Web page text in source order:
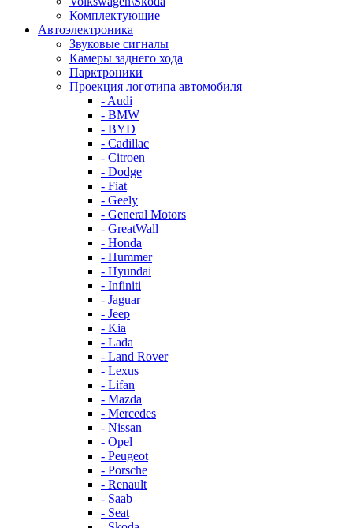
Комплектующие
Автоэлектроника
Звуковые сигналы
Камеры заднего хода
Парктроники
Проекция логотипа автомобиля
- Audi
- BMW
- BYD
- Cadillac
- Citroen
- Dodge
- Fiat
- Geely
- General Motors
- GreatWall
- Honda
- Hummer
- Hyundai
- Infiniti
- Jaguar
- Jeep
- Kia
- Lada
- Land Rover
- Lexus
- Lifan
- Mazda
- Mercedes
- Nissan
- Opel
- Peugeot
- Porsche
- Renault
- Saab
- Seat